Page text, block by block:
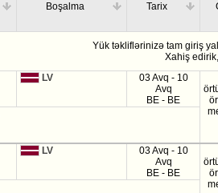
Boşalma Tarix
Yük təkliflərinizə tam giriş
Xahiş
LV
03 Avq - 10
Avq
BE - BE
LV
03 Avq - 10
Avq
BE - BE